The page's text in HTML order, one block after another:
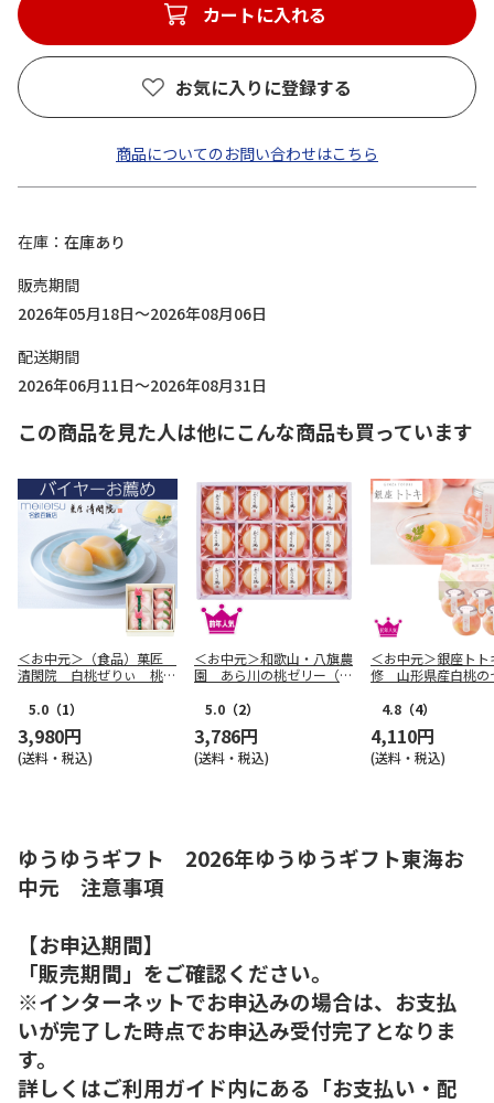
カートに入れる
お気に入りに登録する
商品についてのお問い合わせはこちら
在庫
在庫あり
販売期間
2026年05月18日～2026年08月06日
配送期間
2026年06月11日～2026年08月31日
この商品を見た人は他にこんな商品も買っています
＜お中元＞（食品）菓匠
清閑院 白桃ぜりぃ 桃清
5.0 （1）
3,980円
(送料・税込)
＜お中元＞和歌山・八旗農
園 あら川の桃ゼリー（西
5.0 （2）
3,786円
(送料・税込)
＜お中元＞銀座トト
修 山形県産白桃の
4.8 （4）
4,110円
(送料・税込)
ゆうゆうギフト 2026年ゆうゆうギフト東海お
中元 注意事項
【お申込期間】
「販売期間」をご確認ください。
※インターネットでお申込みの場合は、お支払
いが完了した時点でお申込み受付完了となりま
す。
詳しくはご利用ガイド内にある「お支払い・配